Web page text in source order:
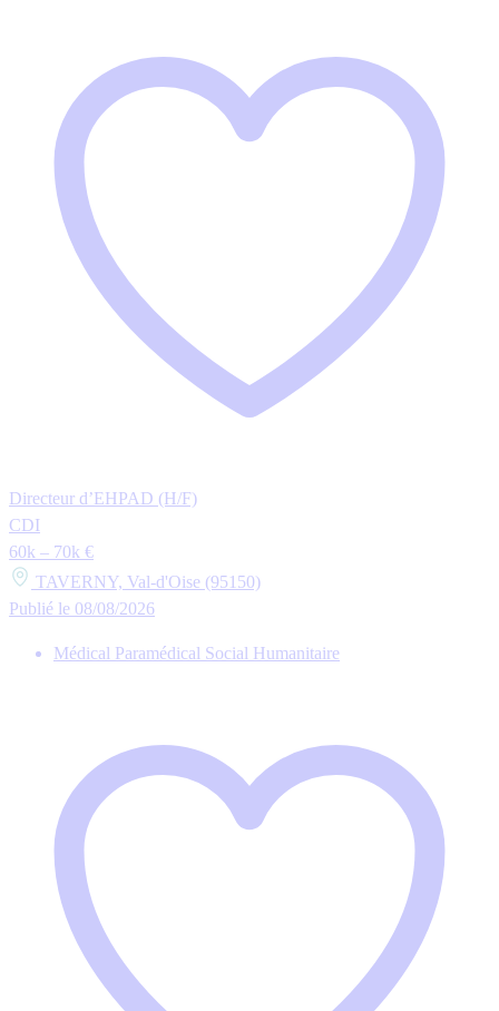
Directeur d’EHPAD (H/F)
CDI
60k – 70k €
TAVERNY, Val-d'Oise (95150)
Publié le 08/08/2026
Médical Paramédical Social Humanitaire